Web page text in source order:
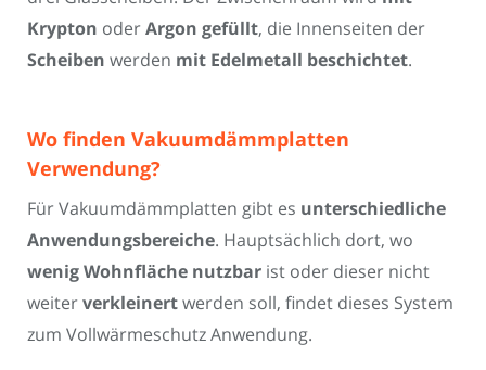
Krypton oderArgon gefüllt, die Innenseiten der
Scheiben werden mit Edelmetall beschichtet.
Wo finden Vakuumdämmplatten
Verwendung?
Für Vakuumdämmplatten gibt es unterschiedliche
Anwendungsbereiche. Hauptsächlich dort, wo
wenig Wohnfläche nutzbar ist oder dieser nicht
weiterverkleinertwerden soll, findet dieses System
zum Vollwärmeschutz Anwendung.